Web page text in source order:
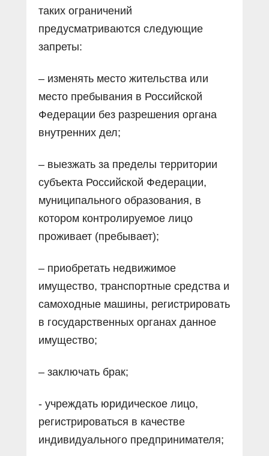
таких ограничений
предусматриваются следующие
запреты:
– изменять место жительства или
место пребывания в Российской
Федерации без разрешения органа
внутренних дел;
– выезжать за пределы территории
субъекта Российской Федерации,
муниципального образования, в
котором контролируемое лицо
проживает (пребывает);
– приобретать недвижимое
имущество, транспортные средства и
самоходные машины, регистрировать
в государственных органах данное
имущество;
– заключать брак;
- учреждать юридическое лицо,
регистрироваться в качестве
индивидуального предпринимателя;